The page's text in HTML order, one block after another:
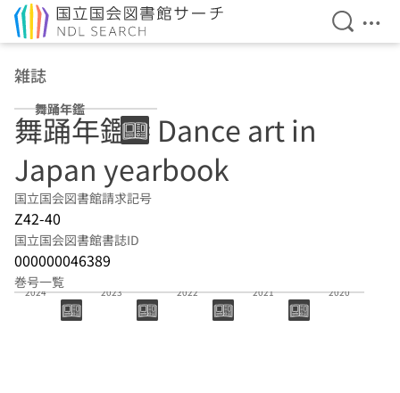
検索を
メ
雑誌
舞踊年鑑
舞踊年鑑 = Dance art in
Japan yearbook
国立国会図書館請求記号
Z42-40
国立国会図書館書誌ID
000000046389
巻号一覧
2024 2023 2022 2021 2020